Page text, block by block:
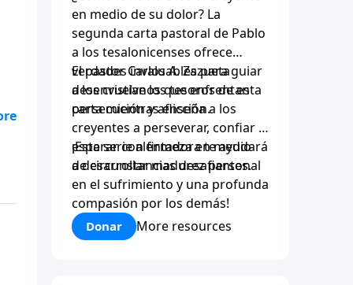
en medio de su dolor? La
segunda carta pastoral de Pablo
a los tesalonicenses ofrece
verdades invaluables para guiar
a los cristianos que enfrentan
persecución y aflicción.
El pastor Carlos A. Zazueta
desenvuelve los tesoros de esta
carta mientras enseña a los
creyentes a perseverar, confiar y
esperar con firmeza en medio
de circunstancias desafiantes.
¡Esta serie alentadora te ayudará
a desarrollar madurez personal
en el sufrimiento y una profunda
compasión por los demás!
Donar More resources